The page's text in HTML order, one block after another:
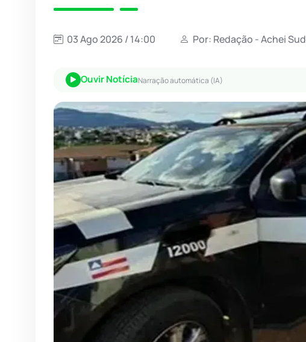
03 Ago 2026 / 14:00 Por: Redação - Achei
Ouvir NotíciaNarração automática (IA)